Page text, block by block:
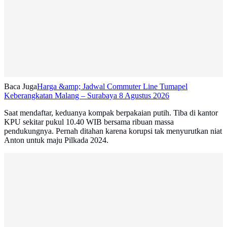
Baca JugaHarga &amp; Jadwal Commuter Line Tumapel
Keberangkatan Malang – Surabaya 8 Agustus 2026
Saat mendaftar, keduanya kompak berpakaian putih. Tiba di kantor
KPU sekitar pukul 10.40 WIB bersama ribuan massa
pendukungnya. Pernah ditahan karena korupsi tak menyurutkan niat
Anton untuk maju Pilkada 2024.